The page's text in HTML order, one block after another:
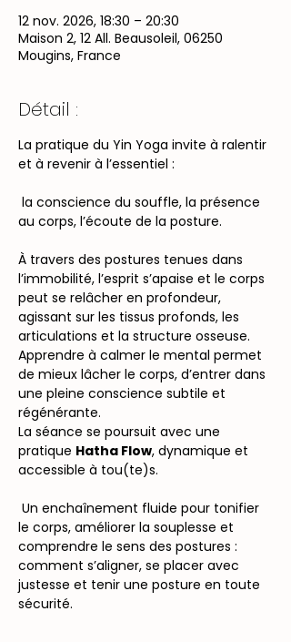
12 nov. 2026, 18:30 – 20:30
Maison 2, 12 All. Beausoleil, 06250
Mougins, France
Détail :
La pratique du Yin Yoga invite à ralentir
et à revenir à l’essentiel :
au corps, l’écoute de la posture.
À travers des postures tenues dans
l’immobilité, l’esprit s’apaise et le corps
peut se relâcher en profondeur,
agissant sur les tissus profonds, les
articulations et la structure osseuse.
Apprendre à calmer le mental permet
de mieux lâcher le corps, d’entrer dans
une pleine conscience subtile et
régénérante.
La séance se poursuit avec une
pratique Hatha Flow, dynamique et
accessible à tou(te)s.
le corps, améliorer la souplesse et
comprendre le sens des postures :
comment s’aligner, se placer avec
justesse et tenir une posture en toute
sécurité.